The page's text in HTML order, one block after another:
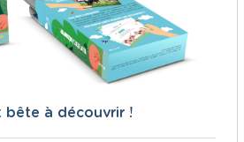
bête à découvrir !